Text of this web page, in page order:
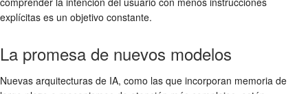
explícitas es un objetivo constante.
La promesa de nuevos modelos
Nuevas arquitecturas de IA, como las que incorporan memoria de